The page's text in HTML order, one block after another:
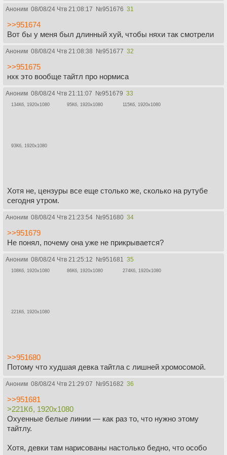
Аноним 08/08/24 Чтв 21:08:17 №951676 31
>>951674
Вот бы у меня был длинный хуй, чтобы няхи так смотрели
Аноним 08/08/24 Чтв 21:08:38 №951677 32
>>951675
нхк это вообще тайтл про нормиса
Аноним 08/08/24 Чтв 21:11:07 №951679 33
134Кб, 1920x1080 95Кб, 1920x1080 115Кб, 1920x1080
93Кб, 1920x1080
Хотя не, цензуры все еще столько же, сколько на рутубе
сегодня утром.
Аноним 08/08/24 Чтв 21:23:54 №951680 34
>>951679
Не понял, почему она уже не прикрывается?
Аноним 08/08/24 Чтв 21:25:12 №951681 35
108Кб, 1920x1080 86Кб, 1920x1080 274Кб, 1920x1080
221Кб, 1920x1080
>>951680
Потому что худшая девка тайтла с лишней хромосомой.
Аноним 08/08/24 Чтв 21:29:07 №951682 36
>>951681
>221Кб, 1920x1080
Охуенные белые линии — как раз то, что нужно этому
тайтлу.
Хотя, девки там нарисованы настолько бедно, что особо